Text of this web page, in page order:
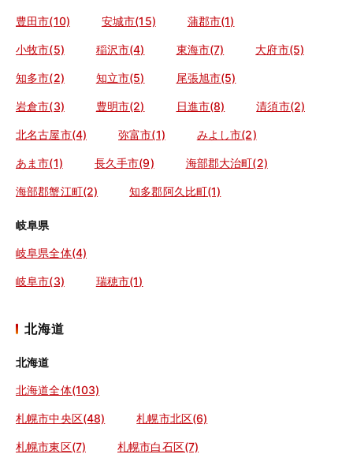
豊田市(10) 安城市(15) 蒲郡市(1)
小牧市(5) 稲沢市(4) 東海市(7) 大府市(5)
知多市(2) 知立市(5) 尾張旭市(5)
岩倉市(3) 豊明市(2) 日進市(8) 清須市(2)
北名古屋市(4) 弥富市(1) みよし市(2)
あま市(1) 長久手市(9) 海部郡大治町(2)
海部郡蟹江町(2) 知多郡阿久比町(1)
岐阜県
岐阜県全体(4)
岐阜市(3) 瑞穂市(1)
北海道
北海道
北海道全体(103)
札幌市中央区(48) 札幌市北区(6)
札幌市東区(7) 札幌市白石区(7)